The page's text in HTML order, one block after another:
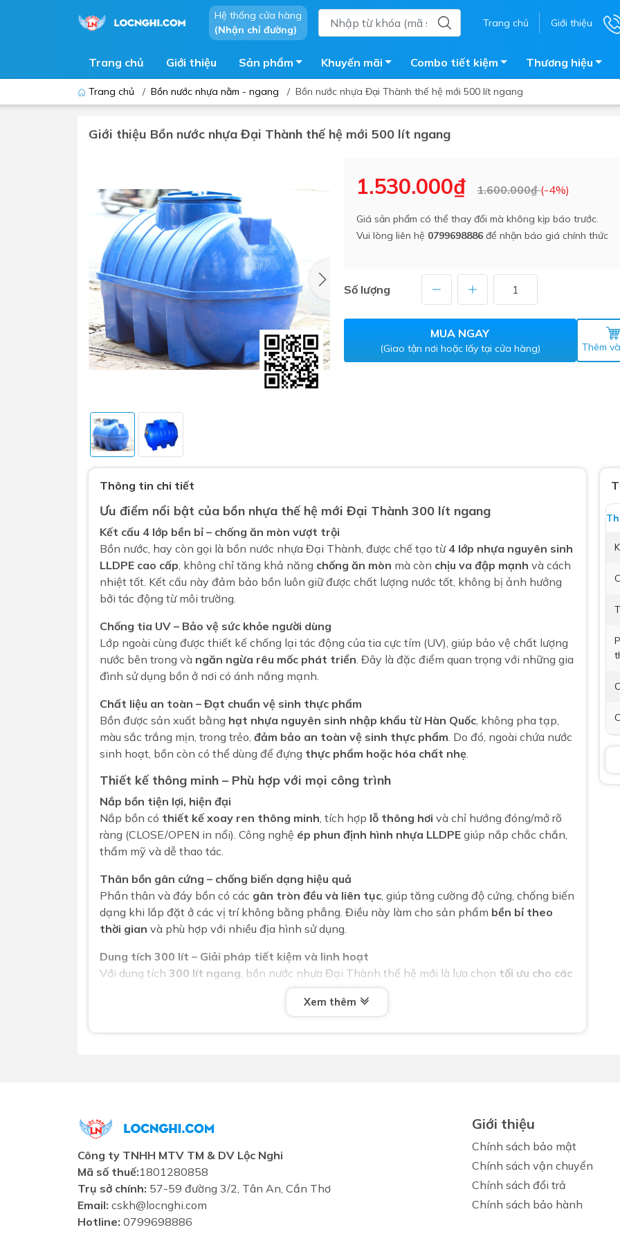
Hệ thống cửa hàng
(Nhận chỉ đường)
Trang chủ Giới thiệu
Trang chủ Giới thiệu Sản phẩm
Lavabo - Chậu rửa mặt
Vòi lavabo
Vòi chậu - vòi hồ - vòi gắn tường
Máy sấy tay
Lavabo tủ - Lavabo kính
Máy tắm nước nóng điện
Phụ kiện nhà tắm
Chậu giặt
Sen tắm âm tường
Sen tắm
trời
Bồn bảo ôn
Bồn nhựa tự hoại
Vòi pha nóng lạnh
Vật tư
Máy nước nóng gián tiếp
Phụ kiện nhà vệ sinh
Gương nhà vệ sinh - nhà tắm
Máy sấy tay
Nắp bồn cầu
Nắp điện tử
Combo bồn cầu nhà trọ giá rẻ
Combo thiết bị vệ sinh chính hãng
Combo Máy nước nóng năng lượng
mặt trời
Khuyến mãi Combo tiết kiệm Thương hiệu
Trang chủ / Bồn nước nhựa nằm - ngang / Bồn nước nhựa Đại Thành thế hệ mới 500 lít ngang
Giới thiệu Bồn nước nhựa Đại Thành thế hệ mới 500 lít ngang
1.530.000₫ 1.600.000₫(-4%)
Giá sản phẩm có thể thay đổi mà không kịp báo trước.
Vui lòng liên hệ 0799698886 để nhận báo giá chính thức
Số lượng
MUA NGAY
(Giao tận nơi hoặc lấy tại cửa hàng) Thêm
Thông tin chi tiết
Ưu điểm nổi bật của bồn nhựa thế hệ mới Đại Thành 300 lít ngang
Kết cấu 4 lớp bền bỉ – chống ăn mòn vượt trội
Bồn nước, hay còn gọi là bồn nước nhựa Đại Thành, được chế tạo từ 4 lớp nhựa nguyên sinh
LLDPE cao cấp, không chỉ tăng khả năng chống ăn mòn mà còn chịu va đập mạnh và cách
nhiệt tốt. Kết cấu này đảm bảo bồn luôn giữ được chất lượng nước tốt, không bị ảnh hưởng
bởi tác động từ môi trường.
Chống tia UV – Bảo vệ sức khỏe người dùng
Lớp ngoài cùng được thiết kế chống lại tác động của tia cực tím (UV), giúp bảo vệ chất lượng
nước bên trong và ngăn ngừa rêu mốc phát triển. Đây là đặc điểm quan trọng với những gia
đình sử dụng bồn ở nơi có ánh nắng mạnh.
Chất liệu an toàn – Đạt chuẩn vệ sinh thực phẩm
Bồn được sản xuất bằng hạt nhựa nguyên sinh nhập khẩu từ Hàn Quốc, không pha tạp,
màu sắc trắng mịn, trong trẻo, đảm bảo an toàn vệ sinh thực phẩm. Do đó, ngoài chứa nước
sinh hoạt, bồn còn có thể dùng để đựng thực phẩm hoặc hóa chất nhẹ.
Thiết kế thông minh – Phù hợp với mọi công trình
Nắp bồn tiện lợi, hiện đại
Nắp bồn có thiết kế xoay ren thông minh, tích hợp lỗ thông hơi và chỉ hướng đóng/mở rõ
ràng (CLOSE/OPEN in nổi). Công nghệ ép phun định hình nhựa LLDPE giúp nắp chắc chắn,
thẩm mỹ và dễ thao tác.
Thân bồn gân cứng – chống biến dạng hiệu quả
Phần thân và đáy bồn có các gân tròn đều và liên tục, giúp tăng cường độ cứng, chống biến
dạng khi lắp đặt ở các vị trí không bằng phẳng. Điều này làm cho sản phẩm bền bỉ theo
thời gian và phù hợp với nhiều địa hình sử dụng.
Dung tích 300 lít – Giải pháp tiết kiệm và linh hoạt
Với dung tích 300 lít ngang, bồn nước nhựa Đại Thành thế hệ mới là lựa chọn tối ưu cho các
, phòng trọ hoặc các khu vực cần chứa nước sạch quy mô vừa. Thiết kế
Cam kết chất lượng và chống hàng giả
1. Bồn nhựa Đại Thành 300 lít ngang có dùng được cho nước giếng khoan không?
Có, bồn được làm từ nhựa nguyên sinh LLDPE 4 lớp, chống ăn mòn tốt nên sử dụng được với
mọi nguồn nước, bao gồm cả nước giếng khoan nhiễm phèn, nhiễm mặn.
2. Sản phẩm có bảo hành không?
Có, tất cả các sản phẩm bồn nhựa thế hệ mới Đại Thành đều được
bảo hành chính hãng từ
8 đến 10 năm tùy điều kiện sử dụng.
Xem thêm
Công ty TNHH MTV TM & DV Lộc Nghi
Mã số thuế:1801280858
Trụ sở chính: 57-59 đường 3/2, Tân An, Cần Thơ
Email: cskh@locnghi.com
Hotline: 0799698886
Giới thiệu
Chính sách bảo mật
Chính sách vận chuyển
Chính sách đổi trả
Chính sách bảo hành